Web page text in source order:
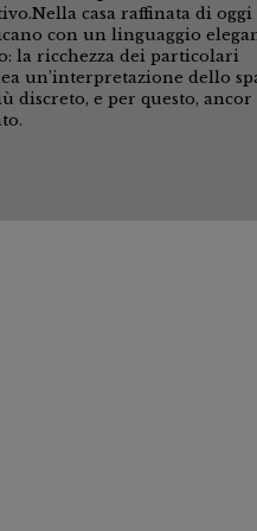
casa raffinata di
con un linguaggio
la ricchezza dei particolari
un’interpretazione dello
discreto, e per questo,